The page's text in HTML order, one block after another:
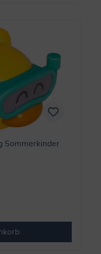
Sommerkinder